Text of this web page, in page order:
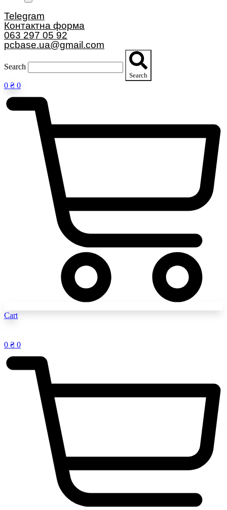
Telegram
Контактна форма
063 297 05 92
pcbase.ua@gmail.com
Search
Search
0 ₴ 0
Cart
0 ₴ 0